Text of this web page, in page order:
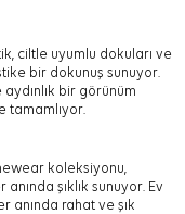
ciltle uyumlu dokuları ve
bir dokunuş sunuyor.
bir görünüm
tamamlıyor.
koleksiyonu,
şıklık sunuyor. Ev
anında rahat ve şık